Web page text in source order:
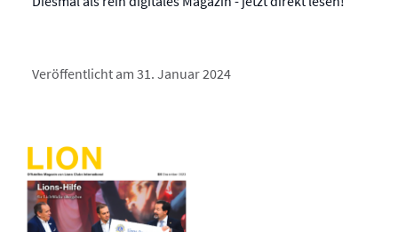
Veröffentlicht am 31. Januar 2024